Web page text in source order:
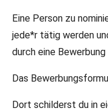
Die Deutsche
erstmals junge
auszuzeichnen. Denn
Eine Person zu
jede*r tätig werden
durch eine Bewerbung
Das
Dort schilderst du in